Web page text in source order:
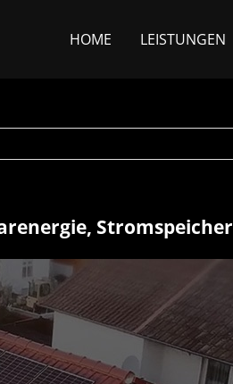
HOME LEISTUNGEN
Stromspeicher